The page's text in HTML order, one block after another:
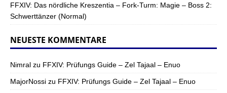
FFXIV: Das nördliche Kreszentia – Fork-Turm: Magie – Boss 2:
Schwerttänzer (Normal)
NEUESTE KOMMENTARE
Nimral zu FFXIV: Prüfungs Guide – Zel Tajaal – Enuo
MajorNossi zu FFXIV: Prüfungs Guide – Zel Tajaal – Enuo